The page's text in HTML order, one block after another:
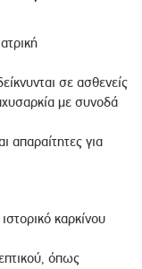
σε ασθενείς
με συνοδά
απαραίτητες για
καρκίνου
όπως